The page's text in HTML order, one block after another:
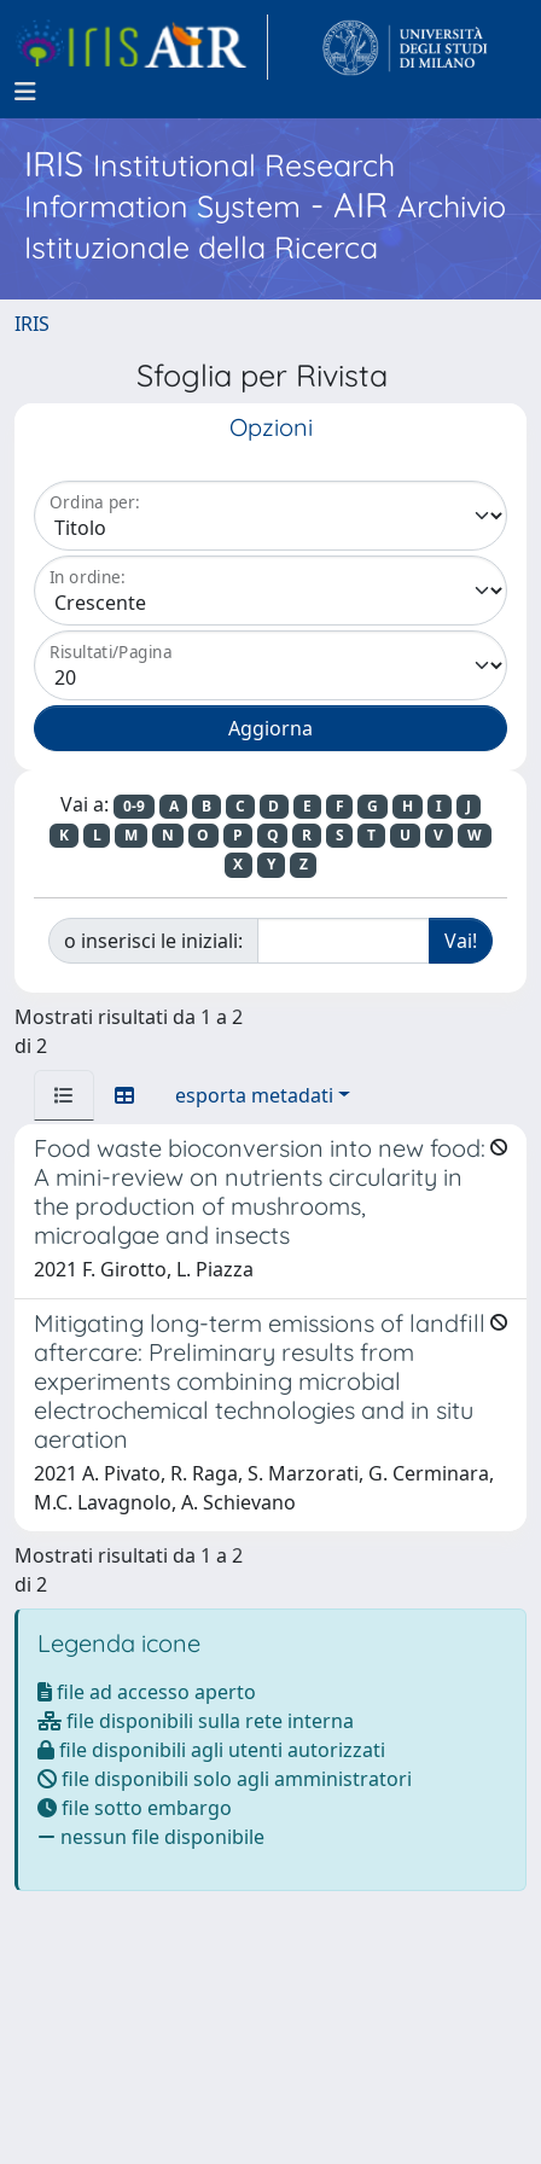
IRISInstitutional Research
Information System - AIR Archivio
Istituzionale della Ricerca
IRIS
Sfoglia per Rivista
Opzioni
Ordina per:
In ordine:
Risultati/Pagina
Vai a: 0-9 A B C D E F G H I
J
K
L M N O P Q R S T U V
W
X
Y Z
o inserisci le iniziali:
Mostrati risultati da 1 a 2
di 2
esporta metadati
Food waste bioconversion into new food:
A mini-review on nutrients circularity in
the production of mushrooms,
microalgae and insects
2021 F. Girotto, L. Piazza
Mitigating long-term emissions of landfill
aftercare: Preliminary results from
experiments combining microbial
electrochemical technologies and in situ
aeration
2021 A. Pivato, R. Raga, S. Marzorati, G. Cerminara,
M.C. Lavagnolo, A. Schievano
Mostrati risultati da 1 a 2
di 2
Legenda icone
file ad accesso aperto
file disponibili sulla rete interna
file disponibili agli utenti autorizzati
file disponibili solo agli amministratori
file sotto embargo
nessun file disponibile